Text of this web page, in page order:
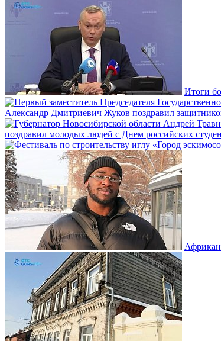
Итоги
Александр Дмитриевич Жуков поздравил
поздравил молодых людей с Днем российских